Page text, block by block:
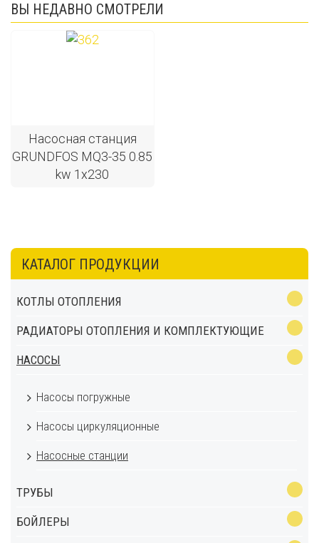
ВЫ НЕДАВНО СМОТРЕЛИ
Насосная станция
GRUNDFOS MQ3-35 0.85
kw 1х230
КАТАЛОГ ПРОДУКЦИИ
КОТЛЫ ОТОПЛЕНИЯ
РАДИАТОРЫ ОТОПЛЕНИЯ И КОМПЛЕКТУЮЩИЕ
НАСОСЫ
Насосы погружные
Насосы циркуляционные
Насосные станции
ТРУБЫ
БОЙЛЕРЫ